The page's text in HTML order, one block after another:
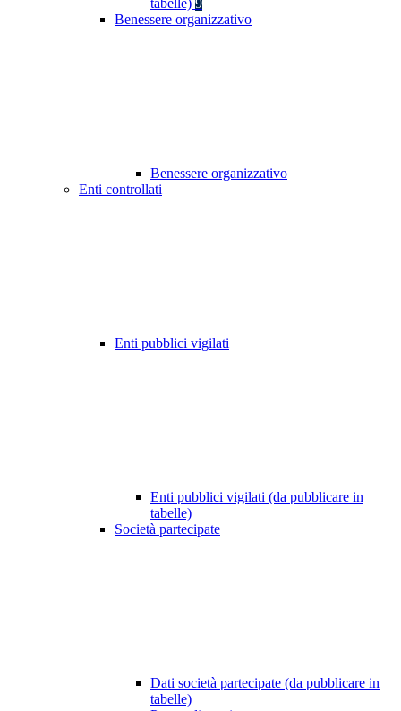
tabelle) 9
Benessere organizzativo
Benessere organizzativo
Enti controllati
Enti pubblici vigilati
Enti pubblici vigilati (da pubblicare in
tabelle)
Società partecipate
Dati società partecipate (da pubblicare in
tabelle)